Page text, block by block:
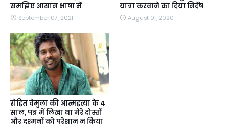
समझिए आसान भाषा में
September 07, 2021
यात्रा करवाने का दिया निर्देष
August 01, 2020
रोहित वेमुला की आत्महत्या के 4
साल, पत्र में लिखा था मेरे दोस्तों
और दुश्मनों को परेशान न किया